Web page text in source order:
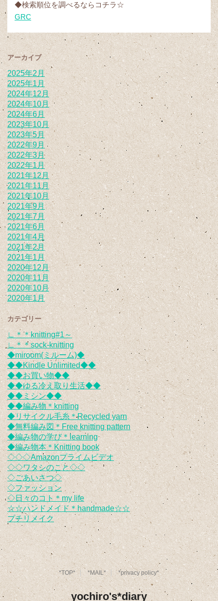
◆検索順位を調べるならコチラ☆
GRC
アーカイブ
2025年2月
2025年1月
2024年12月
2024年10月
2024年6月
2023年10月
2023年5月
2022年9月
2022年3月
2022年1月
2021年12月
2021年11月
2021年10月
2021年9月
2021年7月
2021年6月
2021年4月
2021年2月
2021年1月
2020年12月
2020年11月
2020年10月
2020年1月
カテゴリー
∟＊＊knitting#1～
∟＊＊sock-knitting
◆miroom(ミルーム)◆
◆◆Kindle Unlimited◆◆
◆◆お買い物◆◆
◆◆ゆる冷え取り生活◆◆
◆◆ミシン◆◆
◆◆編み物＊knitting
◆リサイクル毛糸＊Recycled yarn
◆無料編み図＊Free knitting pattern
◆編み物の学び＊learning
◆編み物本＊Knitting book
◇◇◇Amazonプライムビデオ
◇◇ワタシのこと◇◇
◇ごあいさつ◇
◇ファッション
◇日々のコト＊my life
☆☆ハンドメイド＊handmade☆☆
プチリメイク
*TOP* *MAIL* *privacy policy*
yochiro's*diary